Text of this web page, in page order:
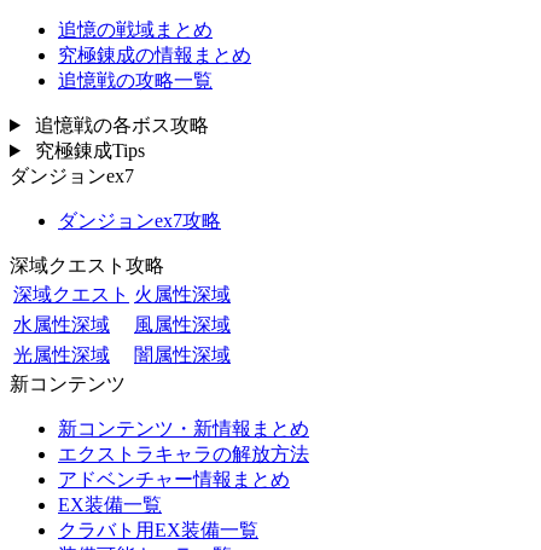
追憶の戦域まとめ
究極錬成の情報まとめ
追憶戦の攻略一覧
追憶戦の各ボス攻略
究極錬成Tips
ダンジョンex7
ダンジョンex7攻略
深域クエスト攻略
深域クエスト 火属性深域
水属性深域
風属性深域
光属性深域
闇属性深域
新コンテンツ
新コンテンツ・新情報まとめ
エクストラキャラの解放方法
アドベンチャー情報まとめ
EX装備一覧
クラバト用EX装備一覧